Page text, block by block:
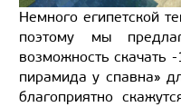
Немного египетской
поэтому мы
возможность скачать
пирамида у спавна»
благоприятно